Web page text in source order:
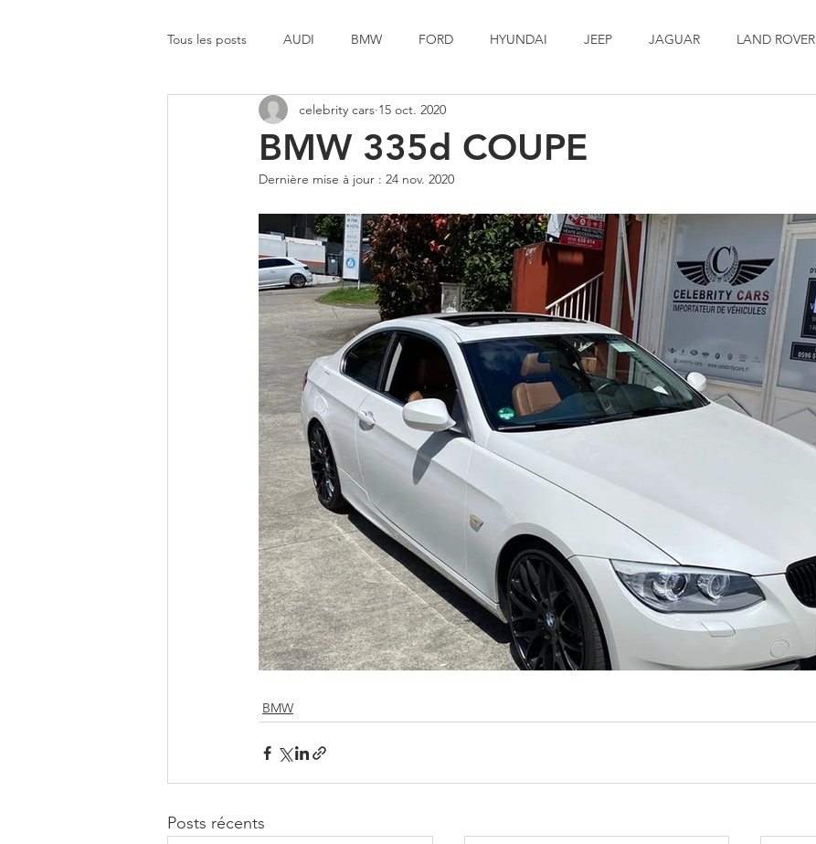
Tous les posts AUDI BMW FORD HYUNDAI JEEP JAGUAR LAND ROVER
MERCEDES BENZ MINI PORSCHE
BMW 335d COUPE
celebrity cars 15 oct. 2020
Dernière mise à jour : 24 nov. 2020
BMW
Posts récents